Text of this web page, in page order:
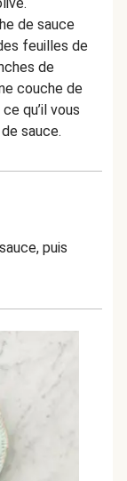
de sauce
feuilles de
de
couche de
qu’il vous
sauce.
puis